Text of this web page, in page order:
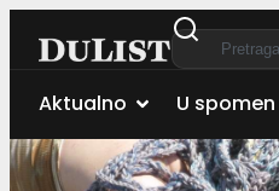
Aktualno U spomen